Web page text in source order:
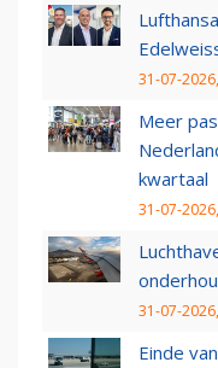
31-07-
Meer
kwartaal
31-07-
31-07-
Einde